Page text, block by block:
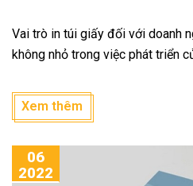
Vai trò in túi giấy đối với doanh
không nhỏ trong việc phát triển
Xem thêm
06
2022